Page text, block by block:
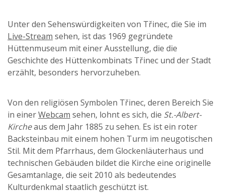
Unter den Sehenswürdigkeiten von Třinec, die Sie im
Live-Stream sehen, ist das 1969 gegründete
Hüttenmuseum mit einer Ausstellung, die die
Geschichte des Hüttenkombinats Třinec und der Stadt
erzählt, besonders hervorzuheben.
Von den religiösen Symbolen Třinec, deren Bereich Sie
in einerWebcam sehen, lohnt es sich, die St.-Albert-
Kircheaus dem Jahr 1885 zu sehen. Es ist ein roter
Backsteinbau mit einem hohen Turm im neugotischen
Stil. Mit dem Pfarrhaus, dem Glockenläuterhaus und
technischen Gebäuden bildet die Kirche eine originelle
Gesamtanlage, die seit 2010 als bedeutendes
Kulturdenkmal staatlich geschützt ist.